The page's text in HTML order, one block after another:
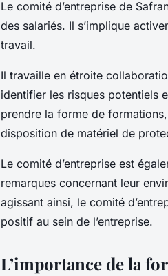
Le comité d’entreprise de
des salariés. Il s’implique
travail.
Il travaille en étroite
identifier les risques potentiels
prendre la forme de
disposition de matériel de
Le comité d’entreprise est
remarques concernant leur
agissant ainsi, le comité
positif au sein de l’entreprise.
L’importance de la